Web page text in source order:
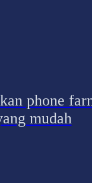
phone
mudah